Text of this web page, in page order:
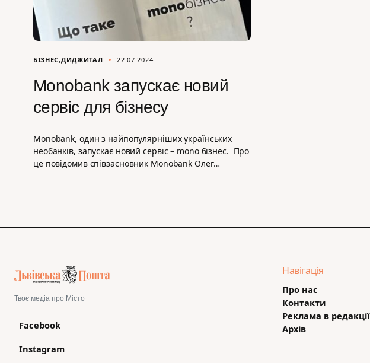
БІЗНЕС ДИДЖИТАЛ 22.07.2024
Monobank запускає новий
сервіс для бізнесу
Monobank, один з найпопулярніших українських
необанків, запускає новий сервіс – mono бізнес. Про
це повідомив співзасновник Monobank Олег…
Твоє медіа про Місто
Facebook
Instagram
Навігація
Про нас
Контакти
Реклама в редакції
Архів